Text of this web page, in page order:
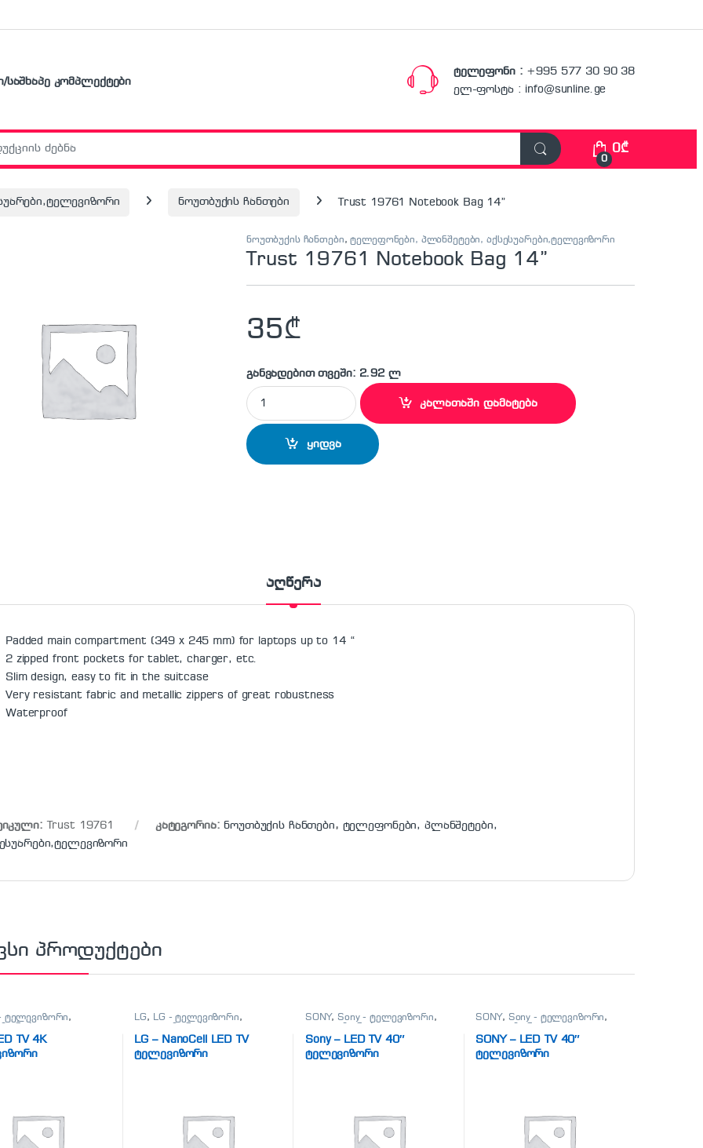
საშხაპე კომპლექტები
ტელეფონი : +995 577 30 90 38
ელ-ფოსტა : info@sunline.ge
0
0₾
ნოუთბუქის ჩანთები Trust 19761 Notebook Bag 14”
ნოუთბუქის ჩანთები,ტელეფონები, პლანშეტები, აქსესუარები,ტელევიზორი
Trust 19761 Notebook Bag 14”
35₾
განვადებით თვეში: 2.92 ლ
Trust 19761 Notebook Bag 14'' quantity
კალათაში დამატება
ყიდვა
აღწერა
Padded main compartment (349 x 245 mm) for laptops up to 14 “
2 zipped front pockets for tablet, charger, etc.
Slim design, easy to fit in the suitcase
Very resistant fabric and metallic zippers of great robustness
Waterproof
Trust 19761 კატეგორია:ნოუთბუქის ჩანთები, ტელეფონები, პლანშეტები,
პროდუქტები
ტელევიზორი,
პლანშეტები,
TV 4K
LG, LG - ტელევიზორი,
ტელეფონები, პლანშეტები,
აქსესუარები,ტელევიზორი
LG – NanoCell LED TV
ტელევიზორი
SONY,Sony - ტელევიზორი,
ტელეფონები, პლანშეტები,
აქსესუარები,ტელევიზორი
Sony – LED TV 40″
ტელევიზორი
SONY, Sony - ტელევიზორი,
ტელეფონები, პლანშეტები,
აქსესუარები,ტელევიზორი
SONY – LED TV 40″
ტელევიზორი